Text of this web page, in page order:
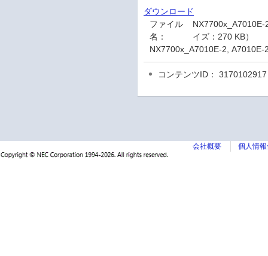
ダウンロード
ファイル
名：
イズ：270 KB）
NX7700x_A7010E-2,
コンテンツID： 3170102917
会社概要 個人情